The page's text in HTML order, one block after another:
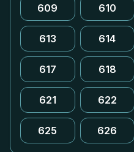
609 610
613 614
617 618
621 622
625 626